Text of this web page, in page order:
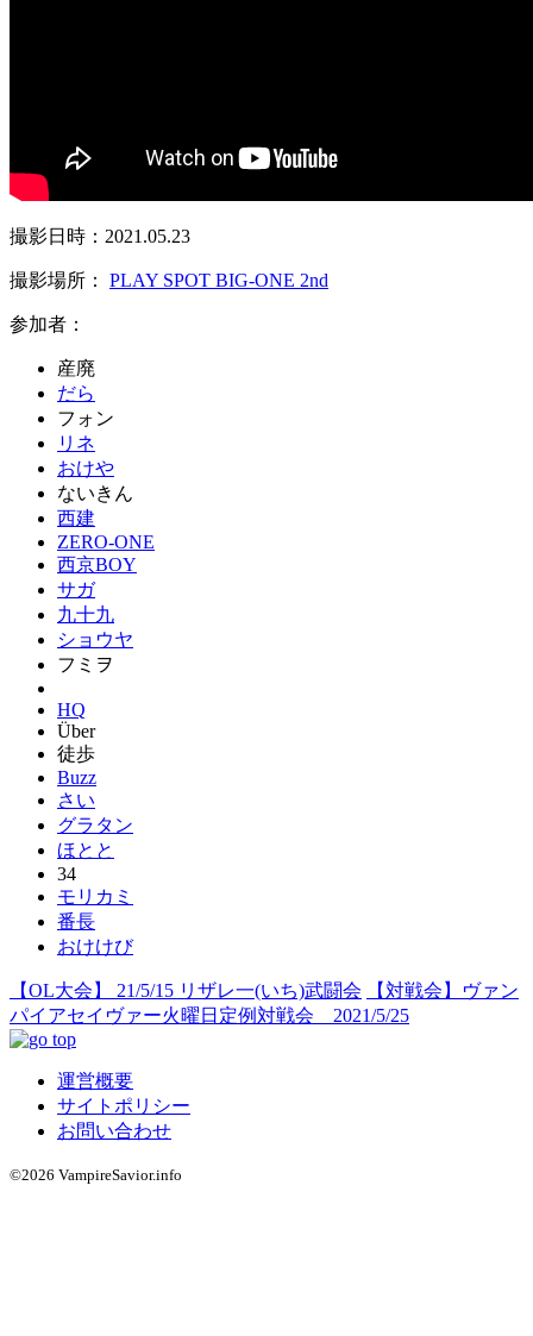
撮影日時：2021.05.23
撮影場所： PLAY SPOT BIG-ONE 2nd
参加者：
産廃
だら
フォン
リネ
おけや
ないきん
西建
ZERO-ONE
西京BOY
サガ
九十九
ショウヤ
フミヲ
HQ
Über
徒歩
Buzz
さい
グラタン
ほとと
34
モリカミ
番長
おけけび
【OL大会】 21/5/15 リザレ一(いち)武闘会
【対戦会】ヴァン
パイアセイヴァー火曜日定例対戦会 2021/5/25
運営概要
サイトポリシー
お問い合わせ
©2026 VampireSavior.info